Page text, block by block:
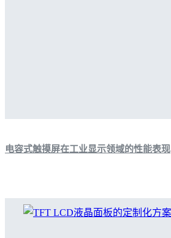
电容式触摸屏在工业显示领域的性能表现